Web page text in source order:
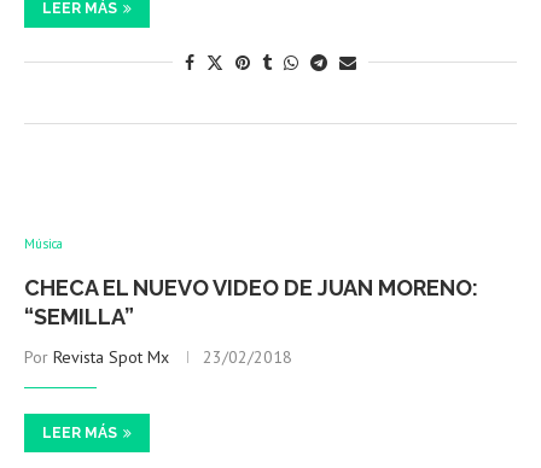
LEER MÁS
Música
CHECA EL NUEVO VIDEO DE JUAN MORENO:
“SEMILLA”
Por Revista Spot Mx 23/02/2018
LEER MÁS